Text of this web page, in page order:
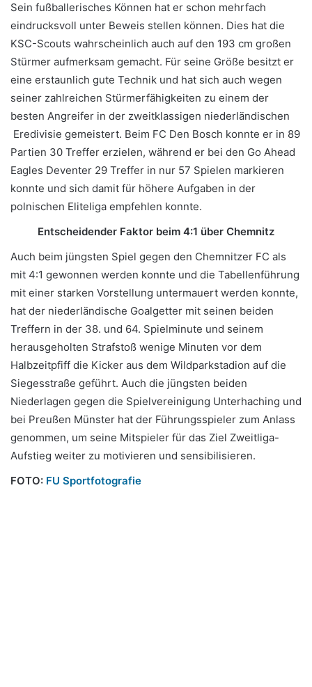
Sein fußballerisches Können hat er schon mehrfach
eindrucksvoll unter Beweis stellen können. Dies hat die
KSC-Scouts wahrscheinlich auch auf den 193 cm großen
Stürmer aufmerksam gemacht. Für seine Größe besitzt er
eine erstaunlich gute Technik und hat sich auch wegen
seiner zahlreichen Stürmerfähigkeiten zu einem der
besten Angreifer in der zweitklassigen niederländischen
Eredivisie gemeistert. Beim FC Den Bosch konnte er in 89
Partien 30 Treffer erzielen, während er bei den Go Ahead
Eagles Deventer 29 Treffer in nur 57 Spielen markieren
konnte und sich damit für höhere Aufgaben in der
polnischen Eliteliga empfehlen konnte.
Entscheidender Faktor beim 4:1 über Chemnitz
Auch beim jüngsten Spiel gegen den Chemnitzer FC als
mit 4:1 gewonnen werden konnte und die Tabellenführung
mit einer starken Vorstellung untermauert werden konnte,
hat der niederländische Goalgetter mit seinen beiden
Treffern in der 38. und 64. Spielminute und seinem
herausgeholten Strafstoß wenige Minuten vor dem
Halbzeitpfiff die Kicker aus dem Wildparkstadion auf die
Siegesstraße geführt. Auch die jüngsten beiden
Niederlagen gegen die Spielvereinigung Unterhaching und
bei Preußen Münster hat der Führungsspieler zum Anlass
genommen, um seine Mitspieler für das Ziel Zweitliga-
Aufstieg weiter zu motivieren und sensibilisieren.
FOTO: FU Sportfotografie